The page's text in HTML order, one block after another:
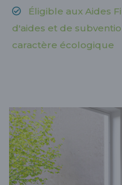
Éligible aux Aides
d'aides et de
caractère écologique